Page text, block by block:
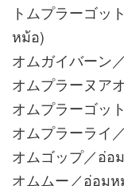
トムプラーゴッ
หม้อ)
オムガイバーン
オムプラーヌア
オムプラーゴッ
オムプラーライ
オムゴップ／อ่อ
オムムー／อ่อมห